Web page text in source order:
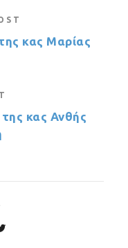
κας Μαρίας
κας Ανθής